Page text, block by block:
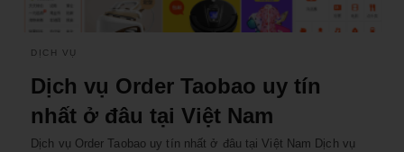
DỊCH VỤ
Dịch vụ Order Taobao uy tín
nhất ở đâu tại Việt Nam
Dịch vụ Order Taobao uy tín nhất ở đâu tại Việt Nam Dịch vụ